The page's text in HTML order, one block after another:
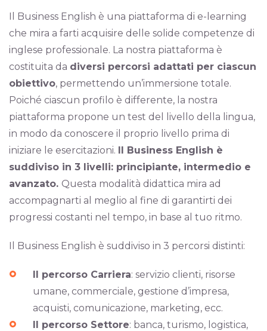
Il Business English è una piattaforma di e-learning
che mira a farti acquisire delle solide competenze di
inglese professionale. La nostra piattaforma è
costituita da diversi percorsi adattati per ciascun
obiettivo, permettendo un’immersione totale.
Poiché ciascun profilo è differente, la nostra
piattaforma propone un test del livello della lingua,
in modo da conoscere il proprio livello prima di
iniziare le esercitazioni. Il Business English è
suddiviso in 3 livelli: principiante, intermedio e
avanzato. Questa modalità didattica mira ad
accompagnarti al meglio al fine di garantirti dei
progressi costanti nel tempo, in base al tuo ritmo.
Il Business English è suddiviso in 3 percorsi distinti:
Il percorso Carriera: servizio clienti, risorse
umane, commerciale, gestione d’impresa,
acquisti, comunicazione, marketing, ecc.
Il percorso Settore: banca, turismo, logistica,